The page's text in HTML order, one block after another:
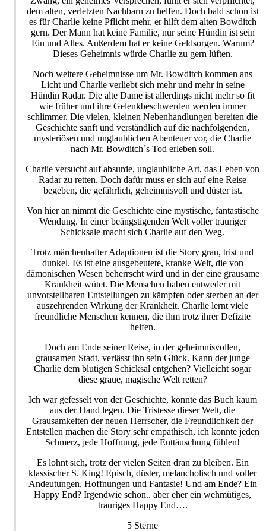
dem alten, verletzten Nachbarn zu helfen. Doch bald schon ist
es für Charlie keine Pflicht mehr, er hilft dem alten Bowditch
gern. Der Mann hat keine Familie, nur seine Hündin ist sein
Ein und Alles. Außerdem hat er keine Geldsorgen. Warum?
Dieses Geheimnis würde Charlie zu gern lüften.
Noch weitere Geheimnisse um Mr. Bowditch kommen ans
Licht und Charlie verliebt sich mehr und mehr in seine
Hündin Radar. Die alte Dame ist allerdings nicht mehr so fit
wie früher und ihre Gelenkbeschwerden werden immer
schlimmer. Die vielen, kleinen Nebenhandlungen bereiten die
Geschichte sanft und verständlich auf die nachfolgenden,
mysteriösen und unglaublichen Abenteuer vor, die Charlie
nach Mr. Bowditch´s Tod erleben soll.
Charlie versucht auf absurde, unglaubliche Art, das Leben von
Radar zu retten. Doch dafür muss er sich auf eine Reise
begeben, die gefährlich, geheimnisvoll und düster ist.
Von hier an nimmt die Geschichte eine mystische, fantastische
Wendung. In einer beängstigenden Welt voller trauriger
Schicksale macht sich Charlie auf den Weg.
Trotz märchenhafter Adaptionen ist die Story grau, trist und
dunkel. Es ist eine ausgebeutete, kranke Welt, die von
dämonischen Wesen beherrscht wird und in der eine grausame
Krankheit wütet. Die Menschen haben entweder mit
unvorstellbaren Entstellungen zu kämpfen oder sterben an der
auszehrenden Wirkung der Krankheit. Charlie lernt viele
freundliche Menschen kennen, die ihm trotz ihrer Defizite
helfen.
Doch am Ende seiner Reise, in der geheimnisvollen,
grausamen Stadt, verlässt ihn sein Glück. Kann der junge
Charlie dem blutigen Schicksal entgehen? Vielleicht sogar
diese graue, magische Welt retten?
Ich war gefesselt von der Geschichte, konnte das Buch kaum
aus der Hand legen. Die Tristesse dieser Welt, die
Grausamkeiten der neuen Herrscher, die Freundlichkeit der
Entstellen machen die Story sehr empathisch, ich konnte jeden
Schmerz, jede Hoffnung, jede Enttäuschung fühlen!
Es lohnt sich, trotz der vielen Seiten dran zu bleiben. Ein
klassischer S. King! Episch, düster, melancholisch und voller
Andeutungen, Hoffnungen und Fantasie! Und am Ende? Ein
Happy End? Irgendwie schon.. aber eher ein wehmütiges,
trauriges Happy End….
5 Sterne